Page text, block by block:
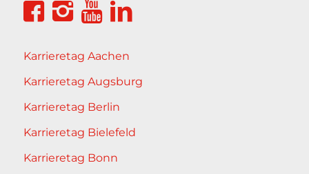
Karrieretag Aachen
Karrieretag Augsburg
Karrieretag Berlin
Karrieretag Bielefeld
Karrieretag Bonn